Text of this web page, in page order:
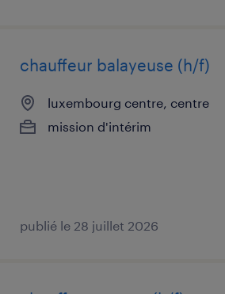
chauffeur balayeuse (h/f)
luxembourg centre, centre
mission d'intérim
publié le 28 juillet 2026